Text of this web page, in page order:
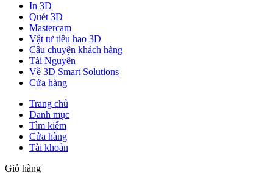
In 3D
Quét 3D
Mastercam
Vật tư tiêu hao 3D
Câu chuyện khách hàng
Tài Nguyên
Về 3D Smart Solutions
Cửa hàng
Trang chủ
Danh mục
Tìm kiếm
Cửa hàng
Tài khoản
Giỏ hàng